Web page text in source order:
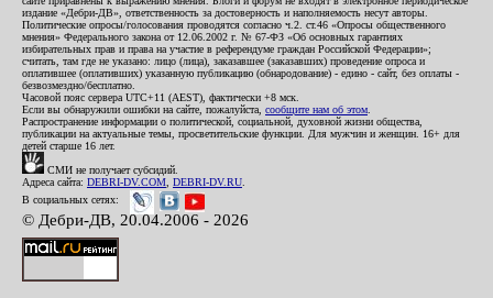
издание «Дебри-ДВ», ответственность за достоверность и наполняемость несут авторы.
Политические опросы/голосования проводятся согласно ч.2. ст.46 «Опросы общественного
мнения» Федерального закона от 12.06.2002 г. № 67-ФЗ «Об основных гарантиях
избирательных прав и права на участие в референдуме граждан Российской Федерации»;
считать, там где не указано: лицо (лица), заказавшее (заказавших) проведение опроса и
оплатившее (оплативших) указанную публикацию (обнародование) - едино - сайт, без оплаты -
безвозмездно/бесплатно.
Часовой пояс сервера UTC+11 (AEST), фактически +8 мск.
Если вы обнаружили ошибки на сайте, пожалуйста, сообщите нам об этом
Распространение информации о политической, социальной, духовной жизни общества,
публикации на актуальные темы, просветительские функции. Для мужчин и женщин. 16+ для
детей старше 16 лет.
СМИ не получает субсидий.
Адреса сайта: DEBRI-DV.COM DEBRI-DV.RU
В социальных сетях:
© Дебри-ДВ, 20.04.2006 - 2026